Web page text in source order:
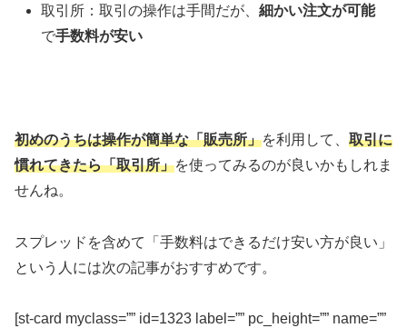
取引所：取引の操作は手間だが、細かい注文が可能
で手数料が安い
初めのうちは操作が簡単な「販売所」を利用して、 取引に
慣れてきたら「取引所」を使ってみるのが良いかもしれま
せんね。
スプレッドを含めて「手数料はできるだけ安い方が良い」
という人には次の記事がおすすめです。
[st-card myclass=”” id=1323 label=”” pc_height=”” name=””